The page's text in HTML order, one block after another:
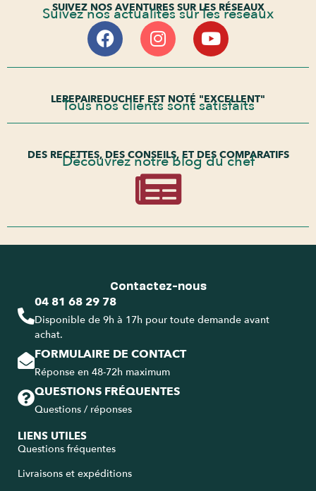
SUIVEZ NOS AVENTURES SUR LES RÉSEAUX
Suivez nos actualités sur les réseaux
LEREPAIREDUCHEF EST NOTÉ "EXCELLENT"
Tous nos clients sont satisfaits
DES RECETTES, DES CONSEILS, ET DES COMPARATIFS
Découvrez notre blog du chef
Contactez-nous
04 81 68 29 78
Disponible de 9h à 17h pour toute demande avant
achat.
FORMULAIRE DE CONTACT
Réponse en 48-72h maximum
QUESTIONS FRÉQUENTES
Questions / réponses
LIENS UTILES
Questions fréquentes
Livraisons et expéditions